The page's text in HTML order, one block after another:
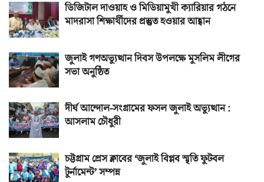
ডিজিটাল দাওয়াহ ও মিডিয়ামুখী ক্যারিয়ার গঠনে
মাদরাসা শিক্ষার্থীদের প্রস্তুত হওয়ার আহ্বান
জুলাই গণঅভ্যুত্থান দিবস উপলক্ষে মুসলিম লীগের
সভা অনুষ্ঠিত
দীর্ঘ আন্দোল-সংগ্রামের ফসল জুলাই অভ্যুত্থান :
আসলাম চৌধুরী
চট্টগ্রাম প্রেস ক্লাবের ‘জুলাই বিপ্লব স্মৃতি ফুটবল
টুর্নামেন্ট’ সম্পন্ন